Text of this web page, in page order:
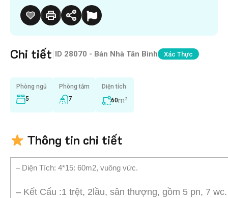
Chi tiết ID 28070 - Bán Nhà Tân Bình Xác Thực
Phòng ngủ
5
Phòng tắm
7
Diện tích
60m²
Thông tin chi tiết
– Diện Tích: 4*15: 60m2, vuông vức.
– Kết Cấu :1 trệt, 2lầu, sân thượng, gồm 5 pn, 7